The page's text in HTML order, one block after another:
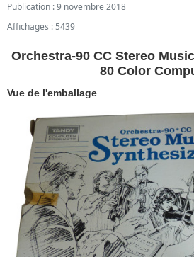
Publication : 9 novembre 2018
Affichages : 5439
Orchestra-90 CC Stereo
80 Color
Vue de l'emballage